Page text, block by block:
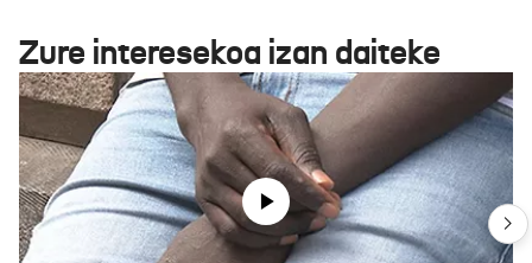
Zure interesekoa izan daiteke